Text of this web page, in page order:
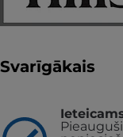
Svarīgākais